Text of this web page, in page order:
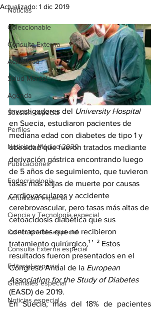
Noticias
Coleccionable
Consulta Externa
Actualidad
Salud Mental
Agenda
Sección especial
Perfiles
Noticiero Médico 2020
Publicaciones
Endocrinología
Actualidad especial
Ciencia y Tecnología especial
Coleccionable especial
Consulta Externa especial
Editorial especial
Gremiales especial
Noticias especial
Actualizado: 1 dic 2019
Investigadores del University Hospital
en Suecia, estudiaron pacientes de
mediana edad con diabetes de tipo 1 y
obesidad que fueron tratados mediante
derivación gástrica encontrando luego
de 5 años de seguimiento, que tuvieron
tasas más bajas de muerte por causas
cardiovasculares y accidente
cerebrovascular, pero tasas más altas de
cetoacidosis diabética que sus
contrapartes que no recibieron
tratamiento quirúrgico,¹ ̓  ² Estos
resultados fueron presentados en el
Congreso Anual de la European
Association for the Study of Diabetes
(EASD) de 2019.
En Suecia, más del 18% de pacientes